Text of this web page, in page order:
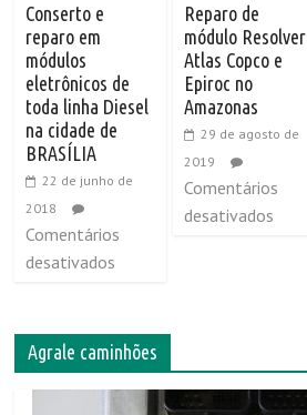
Conserto e
reparo em
módulos
eletrônicos de
toda linha Diesel
na cidade de
BRASÍLIA
22 de junho de
2018
Comentários
desativados
Reparo de
módulo Resolver
Atlas Copco e
Epiroc no
Amazonas
29 de agosto de
2019
Comentários
desativados
Agrale caminhões